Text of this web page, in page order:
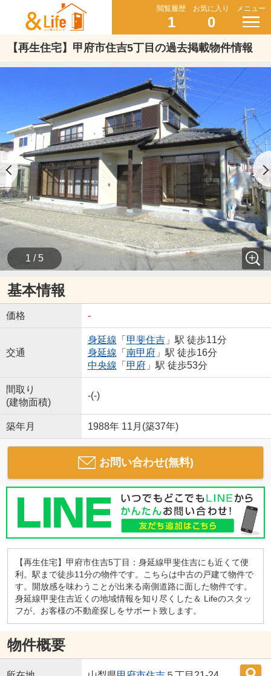
閲覧履歴
1
お気に入り
0
メニュー
【再生住宅】甲府市住吉5丁目の過去掲載物件情報
1 / 5
基本情報
価格 -
交通
身延線 「 甲斐住吉」駅 徒歩11分
身延線 「 南甲府」駅 徒歩16分
中央線 「 甲府」駅 徒歩53分
間取り
(建物面積)
-(-)
築年月 1988年 11月(築37年)
お問い合わせ(無料)
【再生住宅】甲府市住吉5丁目：身延線甲斐住吉にも近くて便
利。駅まで徒歩11分の物件です。こちらは中古の戸建て物件で
す。開放感を味わうことが出来る南側道路に面した物件です。
身延線甲斐住吉近くの地域情報を知り尽くした＆ Lifeのスタッ
フが、お客様の不動産探しをサポート致します。
物件概要